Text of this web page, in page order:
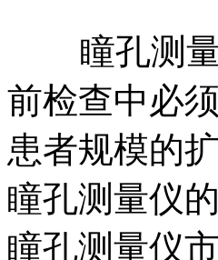
瞳孔测量
前检查中必
患者规模的
瞳孔测量仪
瞳孔测量仪